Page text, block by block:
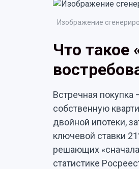
Изображение
Что такое
Встречная
собственную
двойной ипотеки,
ключевой ставки
решающих
статистике